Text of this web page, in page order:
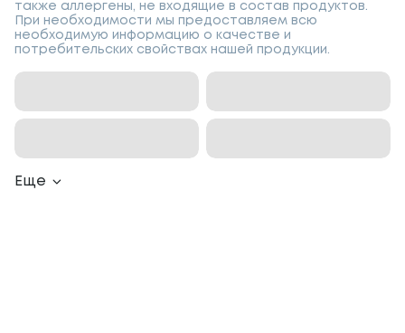
также аллергены, не входящие в состав продуктов.
При необходимости мы предоставляем всю
необходимую информацию о качестве и
потребительских свойствах нашей продукции.
Еще